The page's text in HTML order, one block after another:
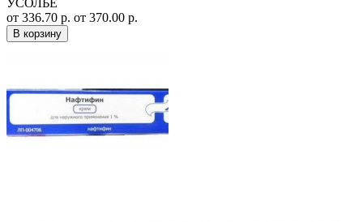
УСОЛЬЕ
от 336.70 р. от 370.00 р.
В корзину